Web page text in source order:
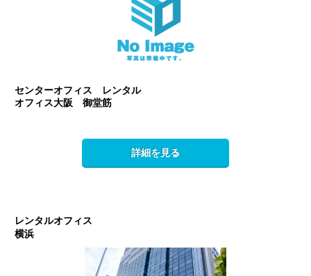
センターオフィス レンタル
オフィス大阪 御堂筋
詳細を見る
レンタルオフィス
横浜